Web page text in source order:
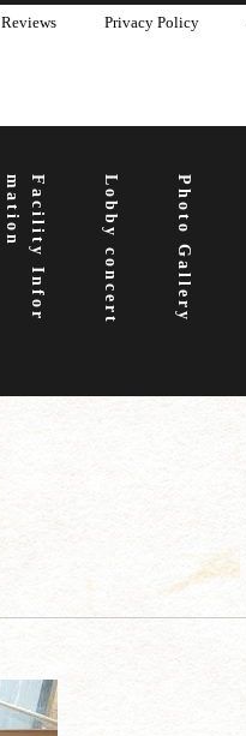
Reviews Privacy Policy
Photo Gallery
Lobby concert
F
a
c
i
l
i
t
y
I
n
f
o
r
m
a
t
i
o
n